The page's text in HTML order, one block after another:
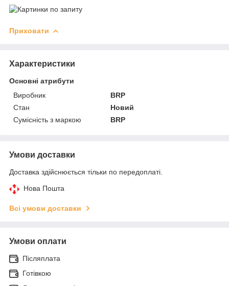
Приховати
Характеристики
Основні атрибути
Виробник
BRP
Стан
Новий
Сумісність з маркою
BRP
Умови доставки
Доставка здійснюється тільки по передоплаті.
Нова Пошта
Всі умови доставки
Умови оплати
Післяплата
Готівкою